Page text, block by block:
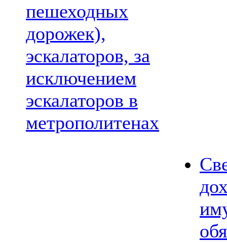
пешеходных
дорожек),
эскалаторов, за
исключением
эскалаторов в
метрополитенах